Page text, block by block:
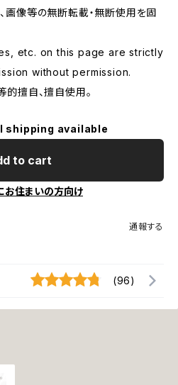
画像等の無断転載・無断使用を固
etc. on this page are strictly
without permission.
擅自、擅自使用。
shipping available
to cart
お住まいの方向け
通報する
(96)